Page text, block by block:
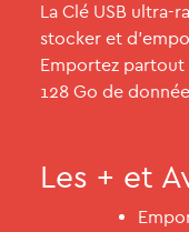
La Clé USB ultra-
stocker et
Emportez
128 Go de
Les + et